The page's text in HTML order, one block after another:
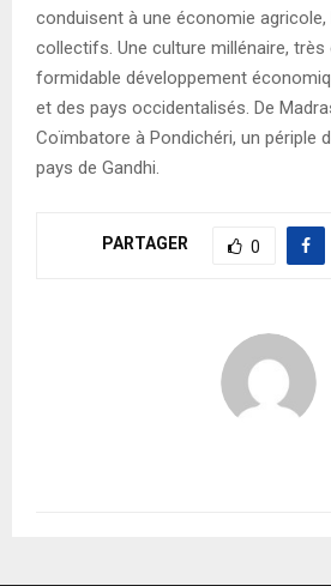
conduisent à une économie
collectifs. Une culture millénaire, très
formidable développement
et des pays occidentalisés. De
Coïmbatore à Pondichéri, un périple
pays de Gandhi.
PARTAGER 0